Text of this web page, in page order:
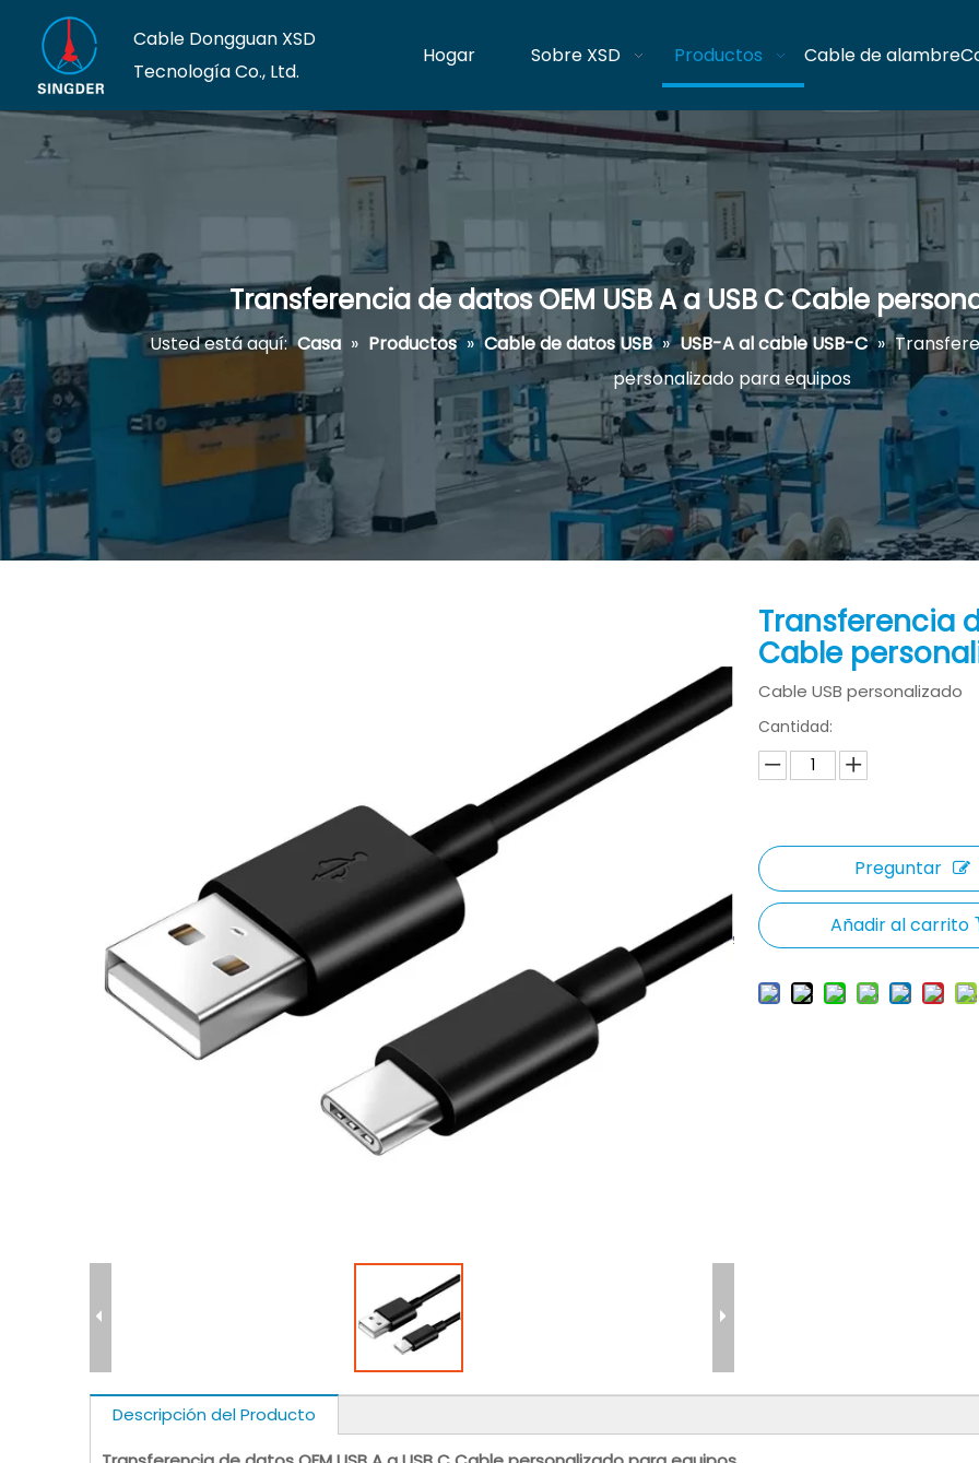
Cable Dongguan XSD
Tecnología Co., Ltd.
Hogar Sobre XSD Productos Cable de alambre
Transferencia de datos OEM USB A a USB C Cable
Usted está aquí: Casa » Productos » Cable de datos USB » USB-A al cable USB-C »
personalizado para equipos
Transferencia
Cable
Cable USB personalizado
Cantidad:
Preguntar
Añadir al carrito
Descripción del Producto